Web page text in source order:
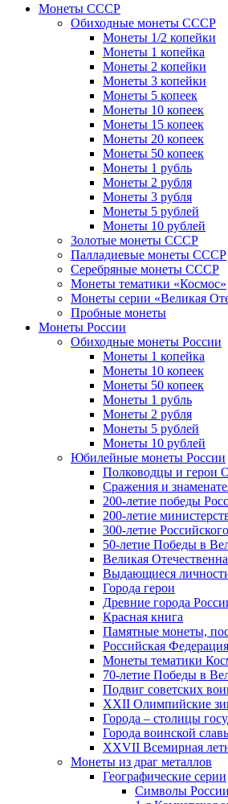
Монеты СССР
Обиходные монеты СССР
Монеты 1/2 копейки
Монеты 1 копейка
Монеты 2 копейки
Монеты 3 копейки
Монеты 5 копеек
Монеты 10 копеек
Монеты 15 копеек
Монеты 20 копеек
Монеты 50 копеек
Монеты 1 рубль
Монеты 2 рубля
Монеты 3 рубля
Монеты 5 рублей
Монеты 10 рублей
Золотые монеты СССР
Палладиевые монеты СССР
Серебряные монеты CCCР
Монеты тематики «Космос»
Монеты серии «Великая
Пробные монеты
Монеты России
Обиходные монеты России
Монеты 1 копейка
Монеты 10 копеек
Монеты 50 копеек
Монеты 1 рубль
Монеты 2 рубля
Монеты 5 рублей
Монеты 10 рублей
Юбилейные монеты России
Полководцы и герои
Сражения и
200-летие победы
200-летие
300-летие
50-летие Победы в
Великая
Выдающиеся
Города герои
Древние города
Красная книга
Памятные монеты,
Российская Федерация
Монеты тематики
70-летие Победы в
Подвиг советских
XXII Олимпийские
Города – столицы
Города воинской
XXVII Всемирная
Монеты из драг металлов
Географические серии
Символы России